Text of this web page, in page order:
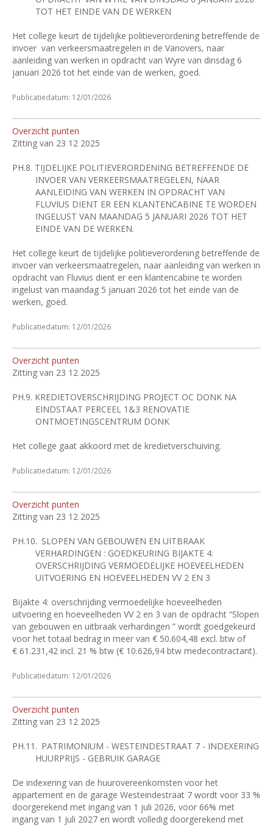
TOT HET EINDE VAN DE WERKEN
Het college keurt de tijdelijke politieverordening betreffende de
invoer van verkeersmaatregelen in de Vanovers, naar
aanleiding van werken in opdracht van Wyre van dinsdag 6
januari 2026 tot het einde van de werken, goed.
Publicatiedatum: 12/01/2026
Overzicht punten
Zitting van 23 12 2025
PH.8. TIJDELIJKE POLITIEVERORDENING BETREFFENDE DE
INVOER VAN VERKEERSMAATREGELEN, NAAR
AANLEIDING VAN WERKEN IN OPDRACHT VAN
FLUVIUS DIENT ER EEN KLANTENCABINE TE WORDEN
INGELUST VAN MAANDAG 5 JANUARI 2026 TOT HET
EINDE VAN DE WERKEN.
Het college keurt de tijdelijke politieverordening betreffende de
invoer van verkeersmaatregelen, naar aanleiding van werken in
opdracht van Fluvius dient er een klantencabine te worden
ingelust van maandag 5 januari 2026 tot het einde van de
werken, goed.
Publicatiedatum: 12/01/2026
Overzicht punten
Zitting van 23 12 2025
PH.9. KREDIETOVERSCHRIJDING PROJECT OC DONK NA
EINDSTAAT PERCEEL 1&3 RENOVATIE
ONTMOETINGSCENTRUM DONK
Het college gaat akkoord met de kredietverschuiving.
Publicatiedatum: 12/01/2026
Overzicht punten
Zitting van 23 12 2025
PH.10. SLOPEN VAN GEBOUWEN EN UITBRAAK
VERHARDINGEN : GOEDKEURING BIJAKTE 4:
OVERSCHRIJDING VERMOEDELIJKE HOEVEELHEDEN
UITVOERING EN HOEVEELHEDEN VV 2 EN 3
Bijakte 4: overschrijding vermoedelijke hoeveelheden
uitvoering en hoeveelheden VV 2 en 3 van de opdracht “Slopen
van gebouwen en uitbraak verhardingen ” wordt goedgekeurd
voor het totaal bedrag in meer van € 50.604,48 excl. btw of
€ 61.231,42 incl. 21 % btw (€ 10.626,94 btw medecontractant).
Publicatiedatum: 12/01/2026
Overzicht punten
Zitting van 23 12 2025
PH.11. PATRIMONIUM - WESTEINDESTRAAT 7 - INDEXERING
HUURPRIJS - GEBRUIK GARAGE
De indexering van de huurovereenkomsten voor het
appartement en de garage Westeindestraat 7 wordt voor 33 %
doorgerekend met ingang van 1 juli 2026, voor 66% met
ingang van 1 juli 2027 en wordt volledig doorgerekend met